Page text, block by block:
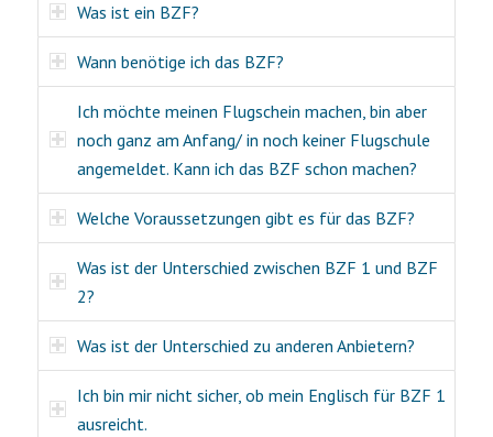
Was ist ein BZF?
Wann benötige ich das BZF?
Ich möchte meinen Flugschein machen, bin aber
noch ganz am Anfang/ in noch keiner Flugschule
angemeldet. Kann ich das BZF schon machen?
Welche Voraussetzungen gibt es für das BZF?
Was ist der Unterschied zwischen BZF 1 und BZF
2?
Was ist der Unterschied zu anderen Anbietern?
Ich bin mir nicht sicher, ob mein Englisch für BZF 1
ausreicht.